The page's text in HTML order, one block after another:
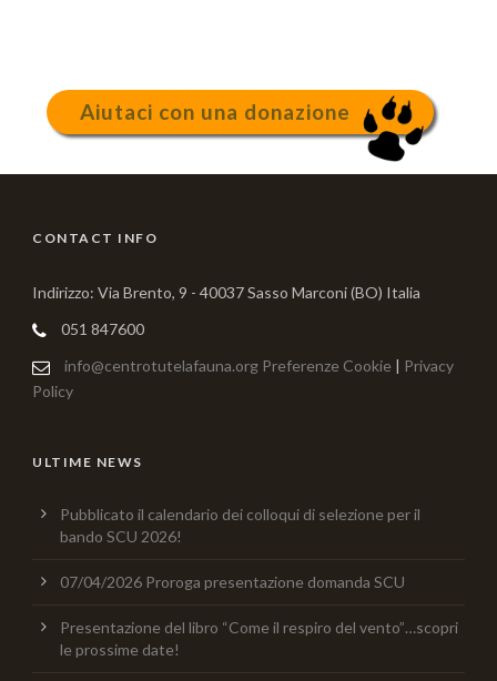
Aiutaci con una donazione
CONTACT INFO
Indirizzo: Via Brento, 9 - 40037 Sasso Marconi (BO) Italia
051 847600
info@centrotutelafauna.org Preferenze Cookie | Privacy
Policy
ULTIME NEWS
Pubblicato il calendario dei colloqui di selezione per il
bando SCU 2026!
07/04/2026 Proroga presentazione domanda SCU
Presentazione del libro “Come il respiro del vento”…scopri
le prossime date!